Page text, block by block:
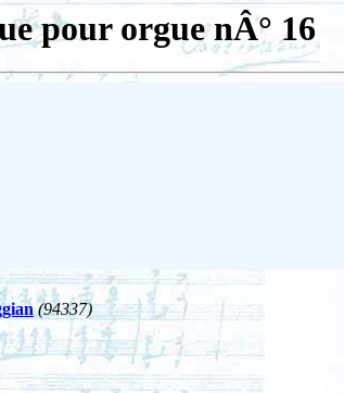
pour orgue nÂ° 16
(94337)